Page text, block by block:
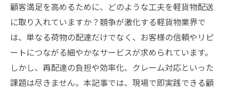
顧客満足を高めるために、どのような工夫を軽貨物配送
に取り入れていますか？競争が激化する軽貨物業界で
は、単なる荷物の配達だけでなく、お客様の信頼やリピ
ートにつながる細やかなサービスが求められています。
しかし、再配達の負担や効率化、クレーム対応といった
課題は尽きません。本記事では、現場で即実践できる顧